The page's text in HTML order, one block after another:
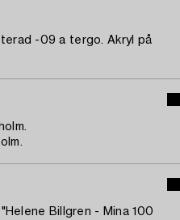
-09 a tergo. Akryl på
Billgren - Mina 100